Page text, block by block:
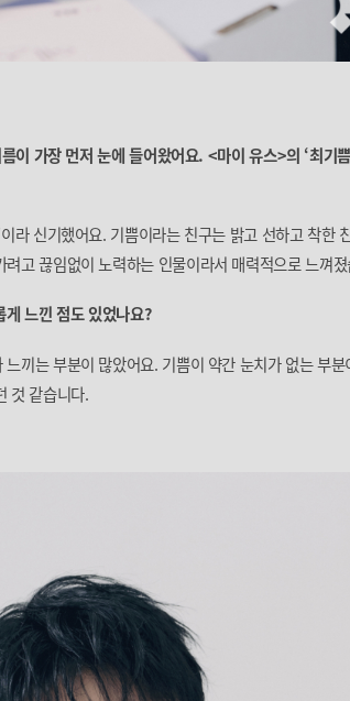
이 가장 먼저 눈에 들어왔어요. <마이 유스>의 ‘최기
라 신기했어요. 기쁨이라는 친구는 밝고 선하고 착한
고 끊임없이 노력하는 인물이라서 매력적으로 느껴
느낀 점도 있었나요?
끼는 부분이 많았어요. 기쁨이 약간 눈치가 없는 부분
것 같습니다.